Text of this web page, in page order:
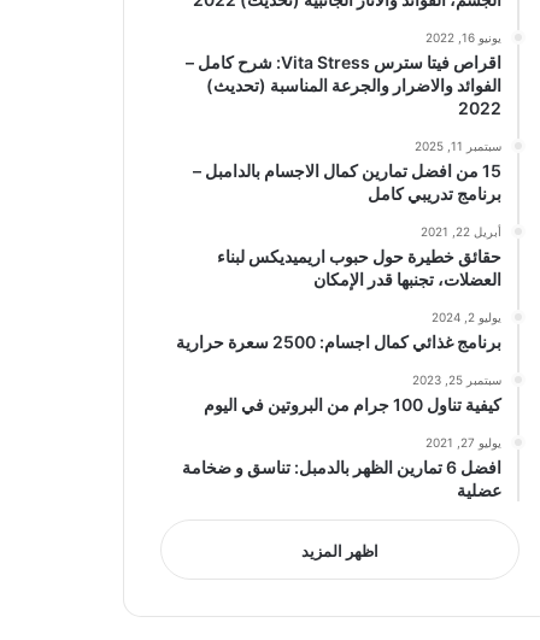
يونيو 16, 2022
اقراص فيتا سترس Vita Stress: شرح كامل –
الفوائد والاضرار والجرعة المناسبة (تحديث)
2022
سبتمبر 11, 2025
15 من افضل تمارين كمال الاجسام بالدامبل –
برنامج تدريبي كامل
أبريل 22, 2021
حقائق خطيرة حول حبوب اريميديكس لبناء
العضلات، تجنبها قدر الإمكان
يوليو 2, 2024
برنامج غذائي كمال اجسام: 2500 سعرة حرارية
سبتمبر 25, 2023
كيفية تناول 100 جرام من البروتين في اليوم
يوليو 27, 2021
افضل 6 تمارين الظهر بالدمبل: تناسق و ضخامة
عضلية
اظهر المزيد